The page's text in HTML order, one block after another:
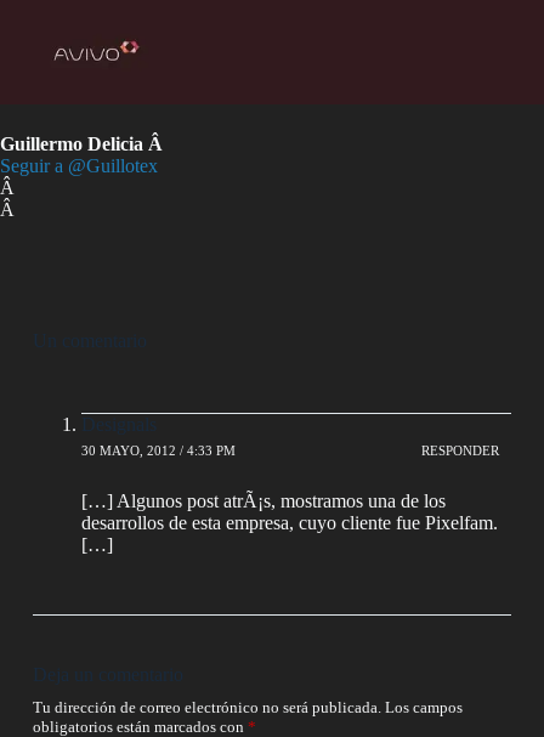
Guillermo Delicia Â
Seguir a @Guillotex
Â
Â
Un comentario
Designals
30 MAYO, 2012 / 4:33 PM RESPONDER
[…] Algunos post atrÃ¡s, mostramos una de los
desarrollos de esta empresa, cuyo cliente fue Pixelfam.
[…]
Deja un comentario
Tu dirección de correo electrónico no será publicada. Los campos
obligatorios están marcados con *